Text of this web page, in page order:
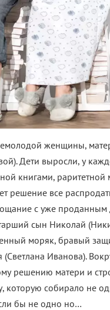
женщины,
Дети выросли, у
книгами,
все
с уже проданным
сын Николай
моряк, бравый
Иванова).
решению матери и
которую собирало не
бы не одно но…